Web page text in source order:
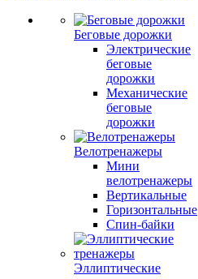
Беговые дорожки
Электрические
беговые
дорожки
Механические
беговые
дорожки
Велотренажеры
Мини
велотренажеры
Вертикальные
Горизонтальные
Спин-байки
Эллиптические